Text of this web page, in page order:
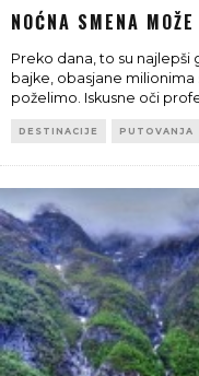
NOĆNA SMENA
Preko dana, to su najlepši
bajke, obasjane
poželimo. Iskusne oči
DESTINACIJE PUTOVANJA